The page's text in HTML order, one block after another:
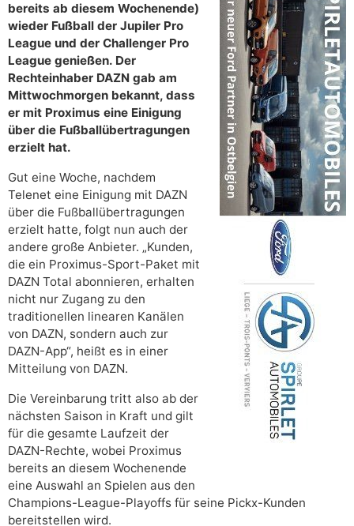
bereits ab diesem Wochenende)
wieder Fußball der Jupiler Pro
League und der Challenger Pro
League genießen. Der
Rechteinhaber DAZN gab am
Mittwochmorgen bekannt, dass
er mit Proximus eine Einigung
über die Fußballübertragungen
erzielt hat.
Gut eine Woche, nachdem
Telenet eine Einigung mit DAZN
über die Fußballübertragungen
erzielt hatte, folgt nun auch der
andere große Anbieter. „Kunden,
die ein Proximus-Sport-Paket mit
DAZN Total abonnieren, erhalten
nicht nur Zugang zu den
traditionellen linearen Kanälen
von DAZN, sondern auch zur
DAZN-App“, heißt es in einer
Mitteilung von DAZN.
Die Vereinbarung tritt also ab der
nächsten Saison in Kraft und gilt
für die gesamte Laufzeit der
DAZN-Rechte, wobei Proximus
bereits an diesem Wochenende
eine Auswahl an Spielen aus den
Champions-League-Playoffs für seine Pickx-Kunden
bereitstellen wird.